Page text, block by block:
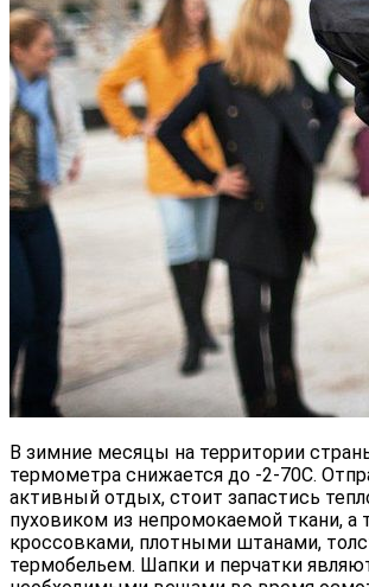
В зимние месяцы на территории
термометра снижается до -2-70С.
активный отдых, стоит запастись
пуховиком из непромокаемой ткани, а
кроссовками, плотными штанами,
термобельем. Шапки и перчатки